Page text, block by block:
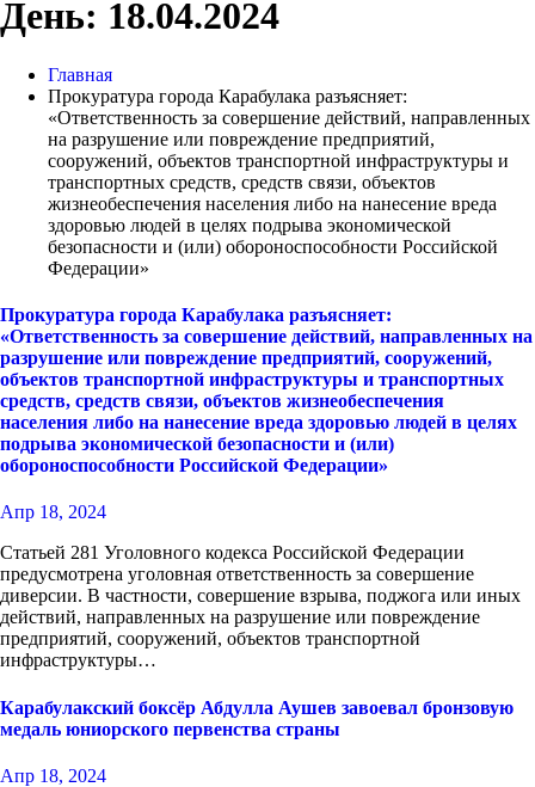
День: 18.04.2024
Главная
Прокуратура города Карабулака разъясняет:
«Ответственность за совершение действий, направленных
на разрушение или повреждение предприятий,
сооружений, объектов транспортной инфраструктуры и
транспортных средств, средств связи, объектов
жизнеобеспечения населения либо на нанесение вреда
здоровью людей в целях подрыва экономической
безопасности и (или) обороноспособности Российской
Федерации»
Прокуратура города Карабулака разъясняет:
«Ответственность за совершение действий, направленных на
разрушение или повреждение предприятий, сооружений,
объектов транспортной инфраструктуры и транспортных
средств, средств связи, объектов жизнеобеспечения
населения либо на нанесение вреда здоровью людей в целях
подрыва экономической безопасности и (или)
обороноспособности Российской Федерации»
Апр 18, 2024
Статьей 281 Уголовного кодекса Российской Федерации
предусмотрена уголовная ответственность за совершение
диверсии. В частности, совершение взрыва, поджога или иных
действий, направленных на разрушение или повреждение
предприятий, сооружений, объектов транспортной
инфраструктуры…
Карабулакский боксëр Абдулла Аушев завоевал бронзовую
медаль юниорского первенства страны
Апр 18, 2024